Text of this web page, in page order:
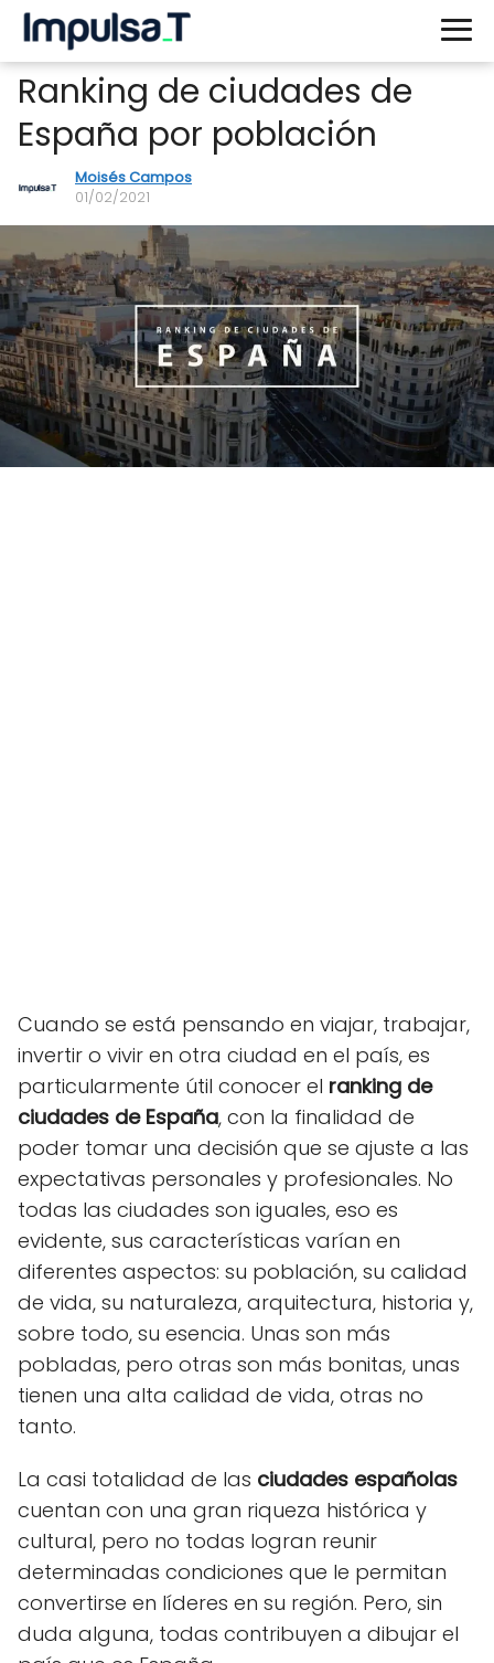
Ranking de ciudades de
España por población
Moisés Campos
01/02/2021
Cuando se está pensando en viajar, trabajar,
invertir o vivir en otra ciudad en el país, es
particularmente útil conocer el ranking de
ciudades de España, con la finalidad de
poder tomar una decisión que se ajuste a las
expectativas personales y profesionales. No
todas las ciudades son iguales, eso es
evidente, sus características varían en
diferentes aspectos: su población, su calidad
de vida, su naturaleza, arquitectura, historia y,
sobre todo, su esencia. Unas son más
pobladas, pero otras son más bonitas, unas
tienen una alta calidad de vida, otras no
tanto.
La casi totalidad de las ciudades españolas
cuentan con una gran riqueza histórica y
cultural, pero no todas logran reunir
determinadas condiciones que le permitan
convertirse en líderes en su región. Pero, sin
duda alguna, todas contribuyen a dibujar el